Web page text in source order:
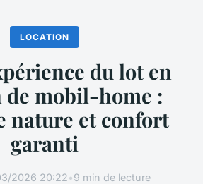
LOCATION
du lot en
de mobil-home :
nature et confort
garanti
2026 20:22•9 min de lecture